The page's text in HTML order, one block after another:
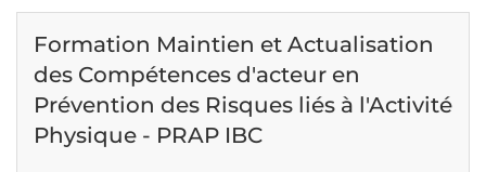
Formation Maintien et Actualisation
des Compétences d'acteur en
Prévention des Risques liés à l'Activité
Physique - PRAP IBC